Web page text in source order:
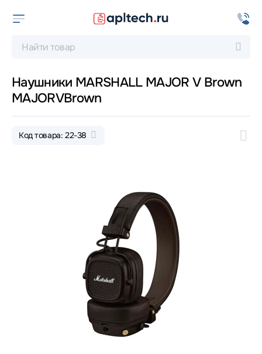
Наушники MARSHALL MAJOR V Brown
MAJORVBrown
Код товара: 22-38